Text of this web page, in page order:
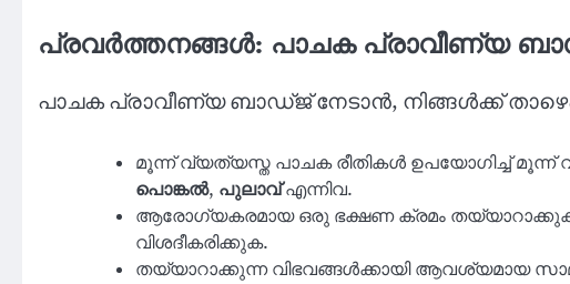
പ്രവർത്തനങ്ങൾ: പാചക പ്രാവീണ്യ
പാചക പ്രാവീണ്യ ബാഡ്ജ് നേടാൻ, നിങ്ങൾക്ക്
മൂന്ന് വ്യത്യസ്ത പാചക രീതികൾ ഉപയോഗിച്ച്
പൊങ്കൽ, പുലാവ്എന്നിവ.
ആരോഗ്യകരമായ ഒരു ഭക്ഷണ ക്രമം
വിശദീകരിക്കുക.
തയ്യാറാക്കുന്ന വിഭവങ്ങൾക്കായി ആവശ്യമായ